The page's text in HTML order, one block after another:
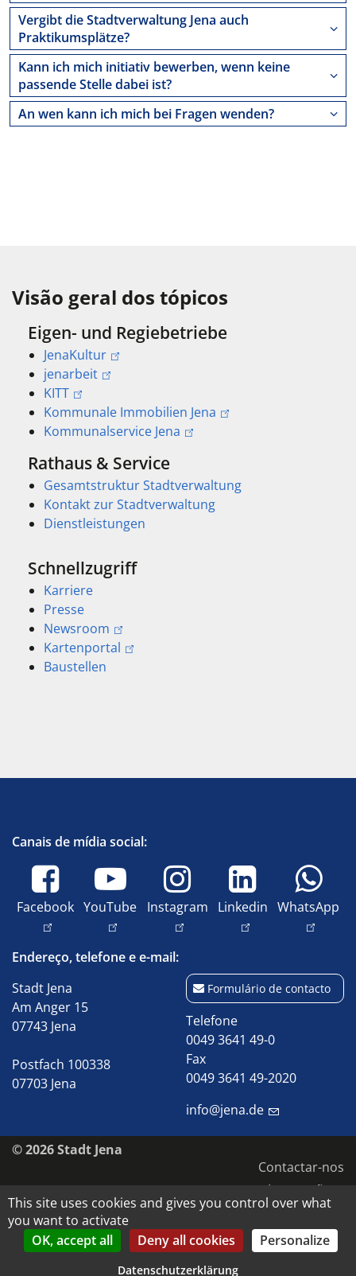
Vergibt die Stadtverwaltung Jena auch
Praktikumsplätze?
Kann ich mich initiativ bewerben, wenn keine
passende Stelle dabei ist?
An wen kann ich mich bei Fragen wenden?
Visão geral dos tópicos
Eigen- und Regiebetriebe
JenaKultur
jenarbeit
KITT
Kommunale Immobilien Jena
Kommunalservice Jena
Rathaus & Service
Gesamtstruktur Stadtverwaltung
Kontakt zur Stadtverwaltung
Dienstleistungen
Schnellzugriff
Karriere
Presse
Newsroom
Kartenportal
Baustellen
Canais de mídia social:
Facebook YouTube Instagram Linkedin WhatsApp
Endereço, telefone e e-mail:
Stadt Jena
Am Anger 15
07743 Jena
Postfach 100338
07703 Jena
Formulário de contacto
Telefone
0049 3641 49-0
Fax
0049 3641 49-2020
info@jena.de
© 2026 Stadt Jena
Contactar-nos
Impressão
Acessibilidade
Proteção de dados
Direitos de autor e de imagem
This site uses cookies and gives you control over what
you want to activate
OK, accept all
Deny all cookies Personalize
Datenschutzerklärung